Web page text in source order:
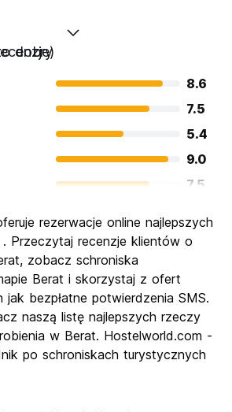
dobry
8.6
7.5
5.4
9.0
7.5
9.0
rezerwacje online najlepszych
Przeczytaj recenzje klientów o
zobacz schroniska
Berat i skorzystaj z ofert
jak bezpłatne potwierdzenia SMS.
naszą listę najlepszych rzeczy
w Berat. Hostelworld.com -
po schroniskach turystycznych